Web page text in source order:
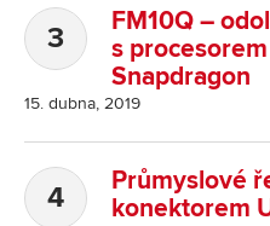
FM10Q –
s
Snapdragon
15. dubna, 2019
Průmyslové
konektorem